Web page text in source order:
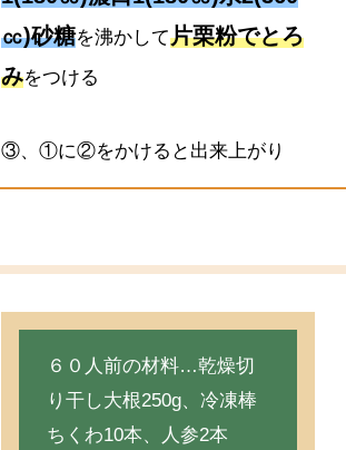
㏄)砂糖を沸かして片栗粉でとろ
みをつける
③、①に②をかけると出来上がり
６０人前の材料…乾燥切
り干し大根250g、冷凍棒
ちくわ10本、人参2本